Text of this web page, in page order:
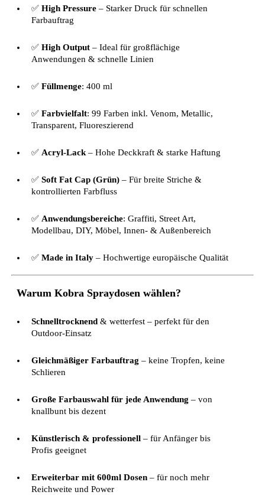
✅ High Pressure – Starker Druck für schnellen
Farbauftrag
✅ High Output – Ideal für großflächige
Anwendungen & schnelle Linien
✅ Füllmenge: 400 ml
✅ Farbvielfalt: 99 Farben inkl. Venom, Metallic,
Transparent, Fluoreszierend
✅ Acryl-Lack – Hohe Deckkraft & starke Haftung
✅ Soft Fat Cap (Grün) – Für breite Striche &
kontrollierten Farbfluss
✅ Anwendungsbereiche: Graffiti, Street Art,
Modellbau, DIY, Möbel, Innen- & Außenbereich
✅ Made in Italy – Hochwertige europäische Qualität
Warum Kobra Spraydosen wählen?
Schnelltrocknend & wetterfest – perfekt für den
Outdoor-Einsatz
Gleichmäßiger Farbauftrag – keine Tropfen, keine
Schlieren
Große Farbauswahl für jede Anwendung – von
knallbunt bis dezent
Künstlerisch & professionell – für Anfänger bis
Profis geeignet
Erweiterbar mit 600ml Dosen – für noch mehr
Reichweite und Power